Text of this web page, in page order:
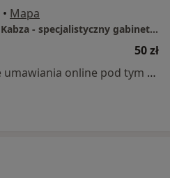
• Mapa
Dobry Ginekolog Jakub Kabza - specjalistyczny gabinet lekarski
50 zł
Specjalista nie oferuje umawiania online pod tym adresem.